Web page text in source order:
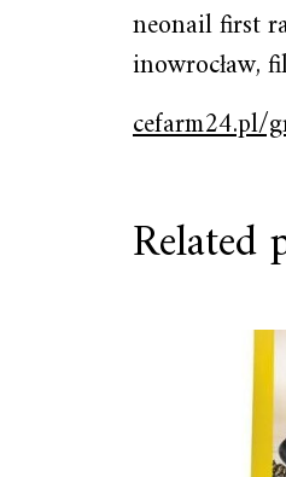
neonail first
inowrocław,
cefarm24.pl/
Related